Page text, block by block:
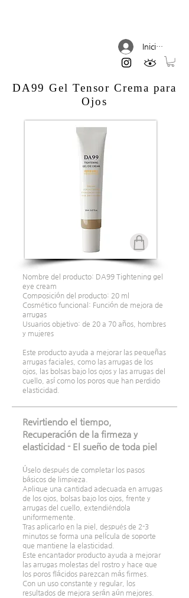
Iniciar sesión
DA99 Gel Tensor Crema para
Ojos
Nombre del producto: DA99 Tightening gel
eye cream
Composición del producto: 20 ml
Cosmético funcional: Función de mejora de
arrugas
Usuarios objetivo: de 20 a 70 años, hombres
y mujeres
Este producto ayuda a mejorar las pequeñas
arrugas faciales, como las arrugas de los
ojos, las bolsas bajo los ojos y las arrugas del
cuello, así como los poros que han perdido
elasticidad.
Revirtiendo el tiempo,
Recuperación de la firmeza y
elasticidad - El sueño de toda piel
Úselo después de completar los pasos
básicos de limpieza.
Aplique una cantidad adecuada en arrugas
de los ojos, bolsas bajo los ojos, frente y
arrugas del cuello, extendiéndola
uniformemente.
Tras aplicarlo en la piel, después de 2-3
minutos se forma una película de soporte
que mantiene la elasticidad.
Este encantador producto ayuda a mejorar
las arrugas molestas del rostro y hace que
los poros flácidos parezcan más firmes.
Con un uso constante y regular, los
resultados de mejora serán aún mejores.